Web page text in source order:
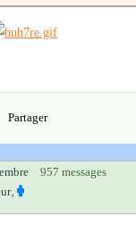
Partager
957 messages